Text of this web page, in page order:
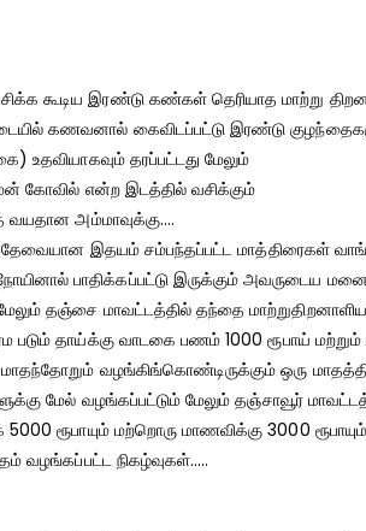
கூடிய இரண்டு கண்கள் தெரியாத மாற்று
கணவனால் கைவிடப்பட்டு இரண்டு
உதவியாகவும் தரப்பட்டது மேலும்
கோவில் என்ற இடத்தில் வசிக்கும்
அம்மாவுக்கு….
தேவையான இதயம் சம்பந்தப்பட்ட மாத்திரைகள்
பாதிக்கப்பட்டு இருக்கும் அவருடைய
தஞ்சை மாவட்டத்தில் தந்தை
படும் தாய்க்கு வாடகை பணம் 1000 ரூபாய்
வழங்கிங்கொண்டிருக்கும் ஒரு
மேல் வழங்கப்பட்டும் மேலும் தஞ்சாவூர்
ரூபாயும் மற்றொரு மாணவிக்கு 3000
வழங்கப்பட்ட நிகழ்வுகள்…..